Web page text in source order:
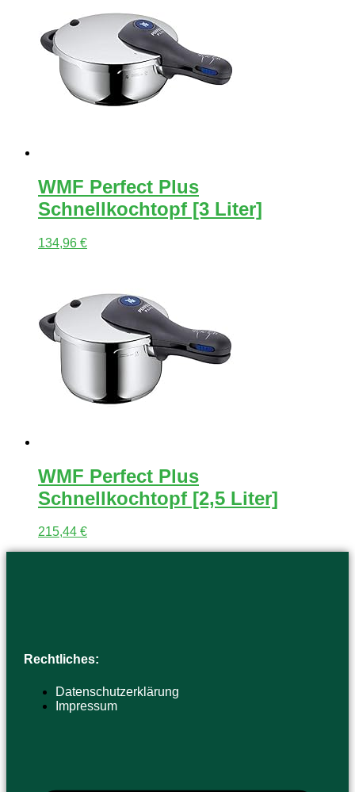
WMF Perfect Plus
Schnellkochtopf [3 Liter]
134,96 €
WMF Perfect Plus
Schnellkochtopf [2,5 Liter]
215,44 €
Rechtliches:
Datenschutzerklärung
Impressum